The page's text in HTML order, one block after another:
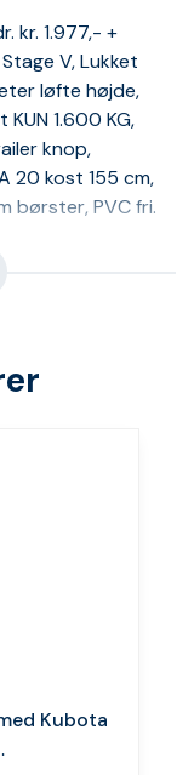
kr. 1.977,- +
V, Lukket
løfte højde,
1.600 KG,
knop,
20 kost 155 cm,
børster, PVC fri.
Kubota